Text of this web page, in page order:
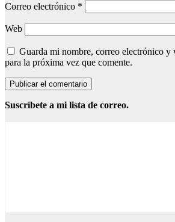
Correo electrónico *
Web
Guarda mi nombre, correo electrónico y
para la próxima vez que comente.
Suscríbete a mi lista de correo.